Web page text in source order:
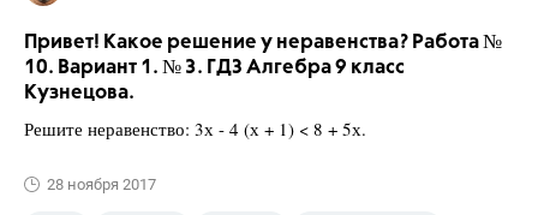
Привет! Какое решение у неравенства? Работа №
10. Вариант 1. № 3. ГДЗ Алгебра 9 класс
Кузнецова.
Решите неравенство: 3х - 4 (х + 1) < 8 + 5х.
28 ноября 2017